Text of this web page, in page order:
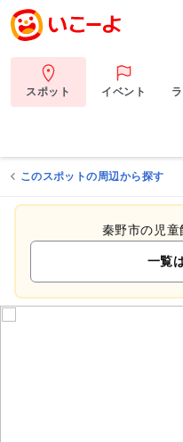
スポット イベント
このスポットの周辺から探す
秦野市の児童
一覧